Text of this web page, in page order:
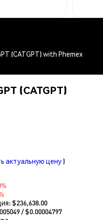
(CATGPT) with Phemex
(CATGPT)
актуальную цену )
$236,638.00
/ $0.00004797